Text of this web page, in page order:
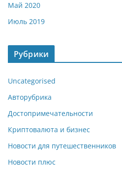
Май 2020
Июль 2019
Рубрики
Uncategorised
Авторубрика
Достопримечательности
Криптовалюта и бизнес
Новости для путешественников
Новости плюс